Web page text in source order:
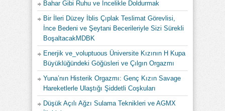
Bahar Gibi Ruhu ve İncelikle Doldurmak
Bir İleri Düzey İblis Çıplak Teslimat Görevlisi,
İnce Bedeni ve Şeytani Becerileriyle Sizi Sürekli
BoşaltacakMDBK
Enerjik ve_voluptuous Üniversite Kızının H Kupa
Büyüklüğündeki Göğüsleri ve Çılgın Orgazmı
Yuna’nın Histerik Orgazmı: Genç Kızın Savage
Hareketlerle Ulaştığı Şiddetli Coşkuları
Düşük Açılı Ağzı Sulama Teknikleri ve AGMX